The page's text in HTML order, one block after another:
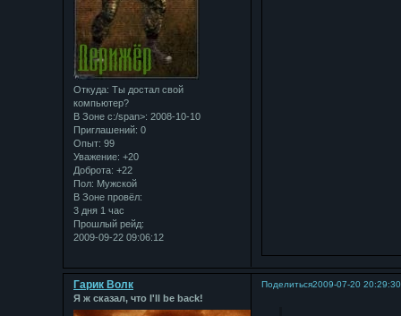
Откуда: Ты достал свой
компьютер?
В Зоне с:/span>: 2008-10-10
Приглашений: 0
Опыт: 99
Уважение: +20
Доброта: +22
Пол: Мужской
В Зоне провёл:
3 дня 1 час
Прошлый рейд:
2009-09-22 09:06:12
Поделиться2009-07-20 20:29:30
Гарик Волк
Я ж сказал, что I'll be back!